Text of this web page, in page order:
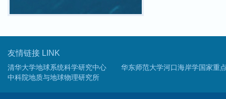
友情链接 LINK
清华大学地球系统科学研究中心
华东师范大学河口海岸学国家重
中科院地质与地球物理研究所